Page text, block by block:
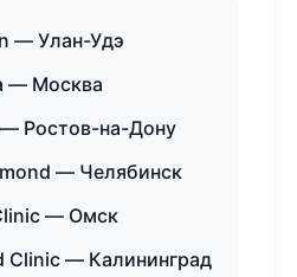
— Улан-Удэ
— Москва
Ростов-на-Дону
— Челябинск
— Омск
Clinic — Калининград